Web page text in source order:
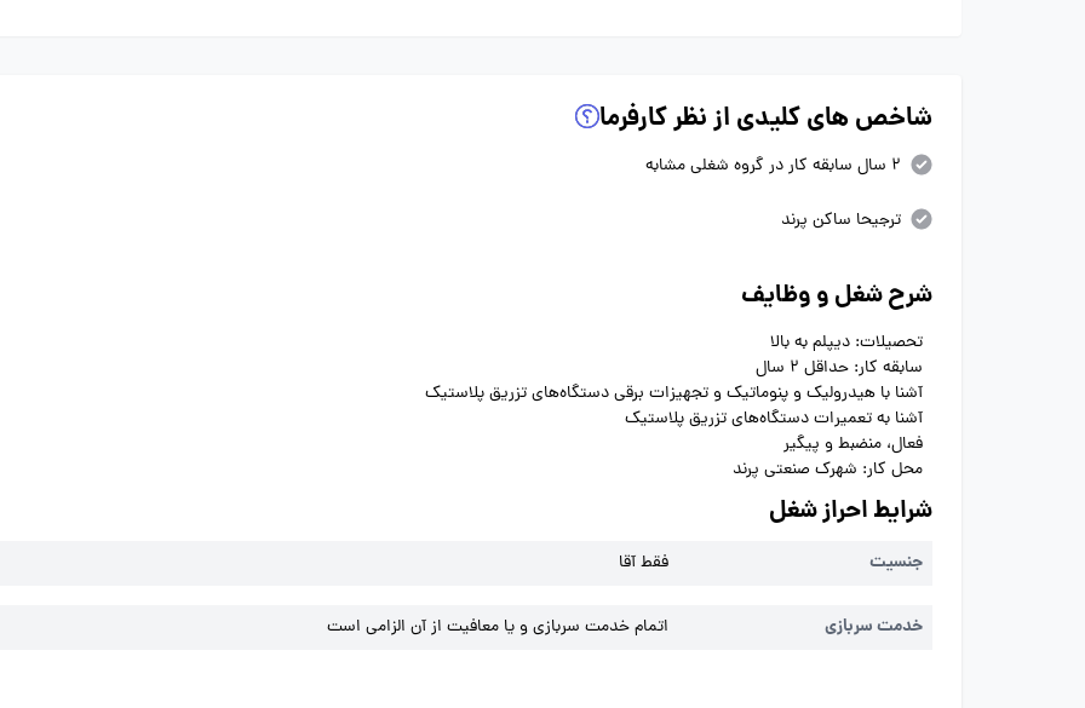
شاخص های کلیدی از نظر کارفرما
2 سال سابقه کار در گروه شغلی مشابه
ترجیحا ساکن پرند
شرح شغل و وظایف
تحصیلات: دیپلم به بالا
سابقه کار: حداقل 2 سال
آشنا با هیدرولیک و پنوماتیک و تجهیزات برقی دستگاه‌های تزریق پلاستیک
آشنا به تعمیرات دستگاه‌های تزریق پلاستیک
فعال، منضبط و پیگیر
محل کار: شهرک صنعتی پرند
شرایط احراز شغل
جنسیت فقط آقا
خدمت سربازی اتمام خدمت سربازی و یا معافیت از آن الزامی است